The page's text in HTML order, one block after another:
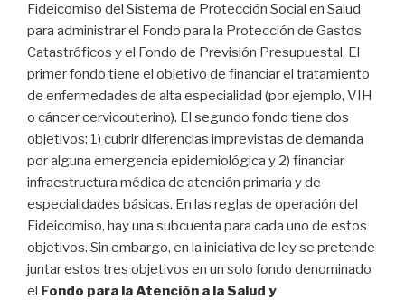
Fideicomiso del Sistema de Protección Social en Salud
para administrar el Fondo para la Protección de Gastos
Catastróficos y el Fondo de Previsión Presupuestal. El
primer fondo tiene el objetivo de financiar el tratamiento
de enfermedades de alta especialidad (por ejemplo, VIH
o cáncer cervicouterino). El segundo fondo tiene dos
objetivos: 1) cubrir diferencias imprevistas de demanda
por alguna emergencia epidemiológica y 2) financiar
infraestructura médica de atención primaria y de
especialidades básicas. En las reglas de operación del
Fideicomiso, hay una subcuenta para cada uno de estos
objetivos. Sin embargo, en la iniciativa de ley se pretende
juntar estos tres objetivos en un solo fondo denominado
el Fondo para la Atención a la Salud y